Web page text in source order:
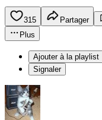
315 Partager
Plus
Ajouter à la playlist
Signaler